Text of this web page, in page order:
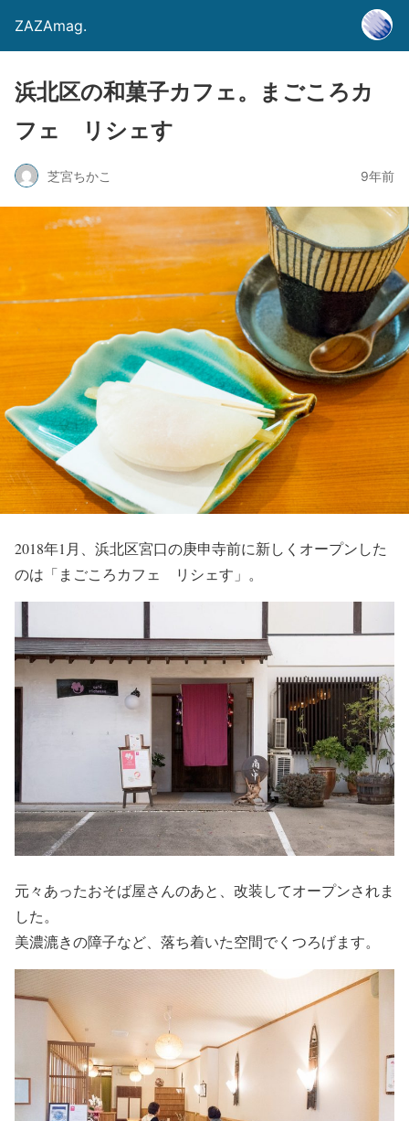
ZAZAmag.
浜北区の和菓子カフェ。まごころカ
フェ リシェす
芝宮ちかこ 9年前
2018年1月、浜北区宮口の庚申寺前に新しくオープンした
のは「まごころカフェ リシェす」。
元々あったおそば屋さんのあと、改装してオープンされま
した。
美濃漉きの障子など、落ち着いた空間でくつろげます。